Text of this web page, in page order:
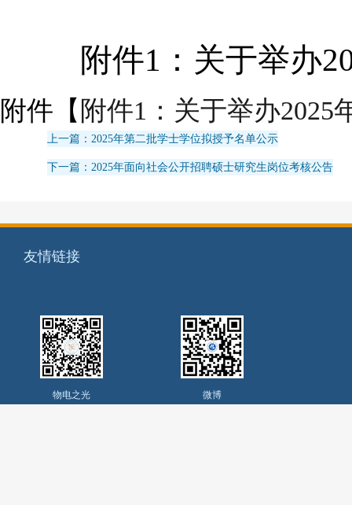
附件1：关于举办
附件【 附件1：关于举办2025
上一篇：2025年第二批学士学位拟授予名单公示
下一篇：2025年面向社会公开招聘硕士研究生岗位考核公告
友情链接
物电之光 微博